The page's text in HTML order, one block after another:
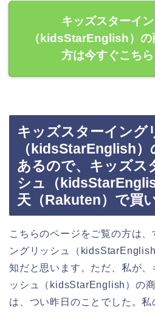
キッズスターイ
（kidsStarEnglish）の
方は今すぐこち
キッズスターイング
（kidsStarEnglish
あるので、キッズス
シュ（
天（Rakuten）で買
こちらのページをご覧の方は
ングリッシュ（
知だと思います。ただ、私が、
ッシュ（kidsStarEnglish）の
は、つい昨日のことでした。私